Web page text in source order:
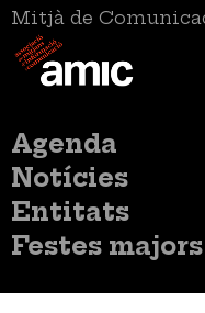
Mitjà de
Menú
principal
Agenda
Notícies
Entitats
Festes majors